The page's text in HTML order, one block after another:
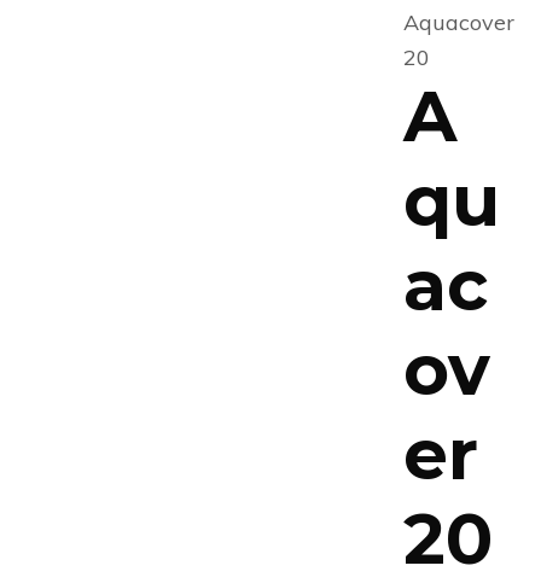
Aquacover
20
A
qu
ac
ov
er
20